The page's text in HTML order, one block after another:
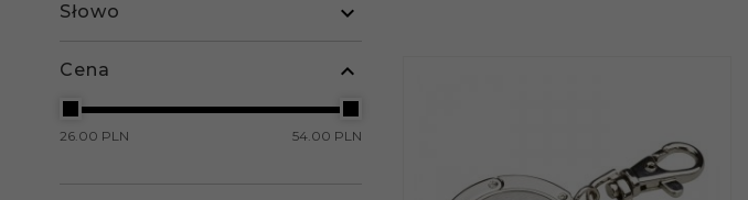
Słowo
Cena
26.00 PLN 54.00 PLN